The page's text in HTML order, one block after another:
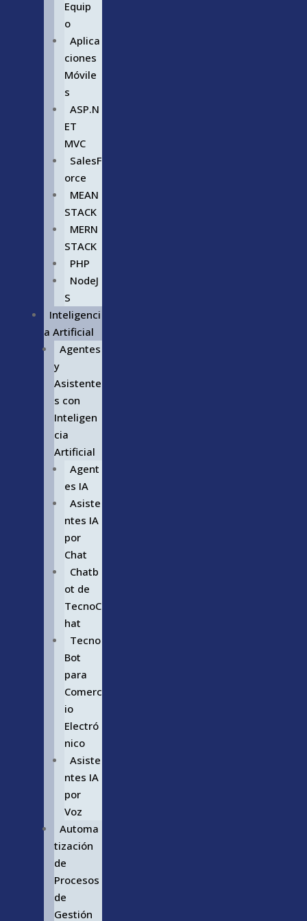
Equip
o
Aplica
ciones
Móvile
s
ASP.N
ET
MVC
SalesF
orce
MEAN
STACK
MERN
STACK
PHP
NodeJ
S
Inteligenci
a Artificial
Agentes
y
Asistente
s con
Inteligen
cia
Artificial
Agent
es IA
Asiste
ntes IA
por
Chat
Chatb
ot de
TecnoC
hat
Tecno
Bot
para
Comerc
io
Electró
nico
Asiste
ntes IA
por
Voz
Automa
tización
de
Procesos
de
Gestión